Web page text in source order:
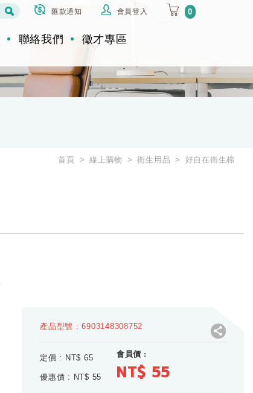
匯款通知 會員登入 0
聯絡我們 徵才專區
首頁 線上購物 衛生用品 好自在衛生棉
產品型號 : 6903148308752
定價 : NT$ 65
優惠價 : NT$ 55
會員價 :
NT$ 55